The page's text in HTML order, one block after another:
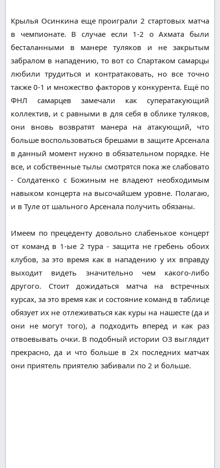
Крылья Осинкина еще проиграли 2 стартовых матча
в чемпионате. В случае если 1-2 о Ахмата были
бесталанными в манере туляков и не закрытым
забралом в нападению, то вот со Спартаком самарцы
любили трудиться и контратаковать, но все точно
также 0-1 и множество факторов у конкурента. Ещё по
ФНЛ самарцев замечали как суператакующий
коллектив, и с равными в для себя в облике туляков,
они вновь возвратят манера на атакующий, что
больше воспользоваться брешами в защите Арсенала
в данный момент нужно в обязательном порядке. Не
все, и собственные тылы смотрятся пока же слабовато
- Солдатенко с Божиным не владеют необходимым
навыком концерта на высочайшем уровне. Полагаю,
и в Туле от шального Арсенала получить обязаны.
Имеем по прецеденту довольно слабенькое концерт
от команд в 1-ые 2 тура - защита не гребень обоих
клубов, за это время как в нападению у их вправду
выходит видеть значительно чем какого-либо
другого. Стоит дожидаться матча на встречных
курсах, за это время как и состояние команд в таблице
обязует их не отлеживаться как куры на нашесте (да и
они не могут того), а подходить вперед и как раз
отвоевывать очки. В подобный истории ОЗ выглядит
прекрасно, да и что больше в 2х последних матчах
они приятель приятелю забивали по 2 и больше.